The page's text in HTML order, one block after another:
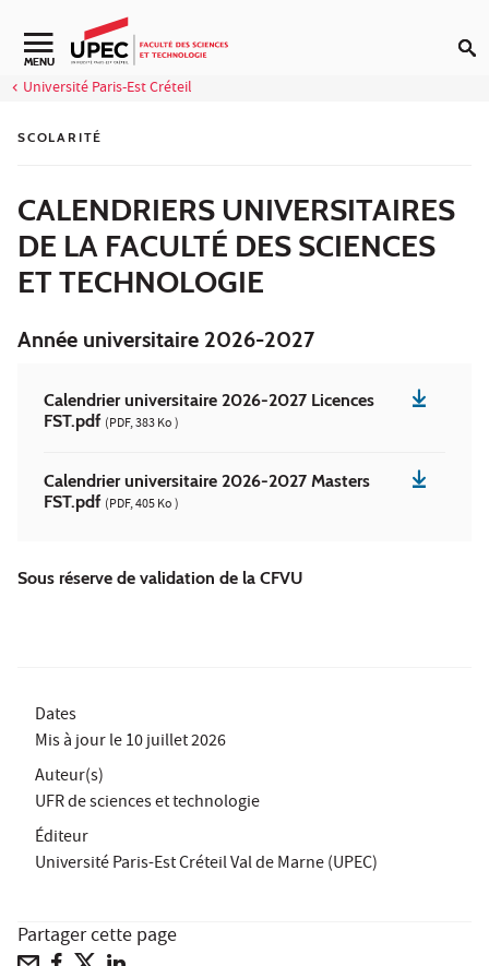
Aller au contenu
Navigation secondaire
MENU
Université Paris-Est Créteil
SCOLARITÉ
CALENDRIERS UNIVERSITAIRES
DE LA FACULTÉ DES SCIENCES
ET TECHNOLOGIE
Année universitaire 2026-2027
Calendrier universitaire 2026-2027 Licences
FST.pdf (PDF, 383 Ko )
Calendrier universitaire 2026-2027 Masters
FST.pdf (PDF, 405 Ko )
Sous réserve de validation de la CFVU
Dates
Mis à jour le10 juillet 2026
Auteur(s)
UFR de sciences et technologie
Éditeur
Université Paris-Est Créteil Val de Marne (UPEC)
Partager cette page